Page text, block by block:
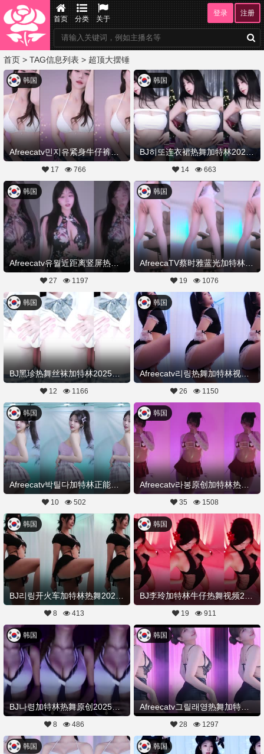
首页 分类 关于
登录 注册
首页 > TAG信息列表 > 超顶大摆锤
Afreecatv민지유紧身牛仔裤热舞加特林20250901Hot Dance
韩国
17 766
BJ히또连衣裙热舞加特林20250831Hot Dance
韩国
14 663
Afreecatv유월近距离竖屏热舞加特林20250830Hot Dance
韩国
27 1197
韩国
19 1076
BJ黑珍热舞丝袜加特林20250825舞蹈剪辑
韩国
12 1166
Afreecatv리링热舞加特林视频短裤20250821Hot Dance
韩国
26 1150
韩国
10 502
韩国
35 1508
韩国
8 413
韩国
19 911
BJ나령加特林热舞原创20250813Hot Dance
韩国
8 486
韩国
28 1297
韩国 韩国